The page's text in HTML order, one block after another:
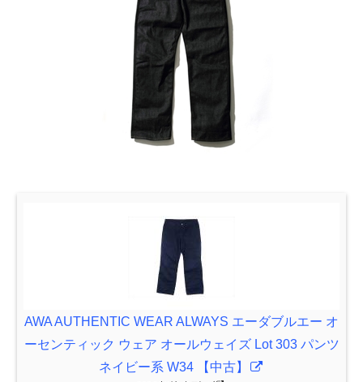
AWA AUTHENTIC WEAR ALWAYS エーダブルエー オ
ーセンティック ウェア オールウェイズ Lot 303 パンツ
ネイビー系 W34 【中古】